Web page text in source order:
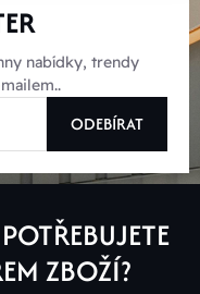
nabídky, trendy
ODEBÍRAT
ZBOŽÍ?